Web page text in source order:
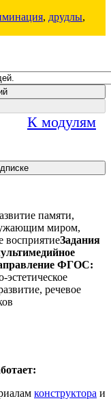
, друдлы,
К модулям
памяти,
миром,
восприятиеЗадания
ФГОС:
эстетическое
речевое
конструктора и